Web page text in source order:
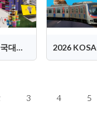
2026 KOSAC 전국대회 동상 (잇지)
3 4 5